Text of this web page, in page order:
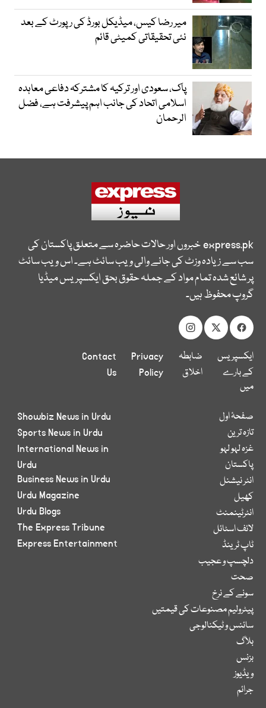
میر رضا کیس، میڈیکل بورڈ کی رپورٹ کے بعد
نئی تحقیقاتی کمیٹی قائم
پاک، سعودی اور ترکیہ کا مشترکہ دفاعی معاہدہ
اسلامی اتحاد کی جانب اہم پیشرفت ہے، فضل
الرحمان
express.pkخبروں اور حالات حاضرہ سے متعلق پاکستان کی
سب سے زیادہ وزٹ کی جانے والی ویب سائٹ ہے۔ اس ویب سائٹ
پر شائع شدہ تمام مواد کے جملہ حقوق بحق ایکسپریس میڈیا
گروپ محفوظ ہیں۔
ایکسپریس
کے بارے
میں
ضابطہ
اخلاق
Privacy
Policy
Contact
Us
صفحۂ اول
تازہ ترین
غزہ لہو لہو
پاکستان
انٹر نیشنل
کھیل
انٹرٹینمنٹ
لائف اسٹائل
ٹاپ ٹرینڈ
دلچسپ و عجیب
صحت
سونے کے نرخ
پیٹرولیم مصنوعات کی قیمتیں
سائنس و ٹیکنالوجی
بلاگ
بزنس
ویڈیوز
جرائم
Showbiz News in Urdu
Sports News in Urdu
International News in
Urdu
Business News in Urdu
Urdu Magazine
Urdu Blogs
The Express Tribune
Express Entertainment